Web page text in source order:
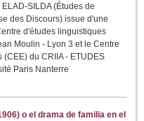
SILDA (Études de
des Discours) issue d'une
d'études linguistiques
Moulin - Lyon 3 et le Centre
du CRIIA - ETUDES
Paris Nanterre
o el drama de familia en el